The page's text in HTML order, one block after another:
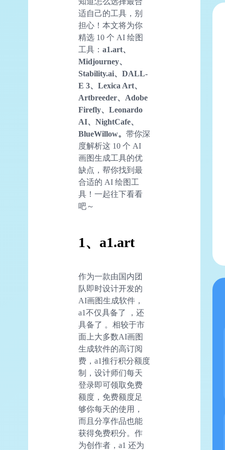
适自己的工具，别
担心！本文将为你
精选 10 个 AI 绘图
工具： a1.art、
Midjourney、
Stability.ai、DALL-
E 3、Lexica Art、
Artbreeder、Adobe
Firefly、Leonardo
AI、NightCafe、
BlueWillow。 带你深
度解析这 10 个 AI
画图生成工具的优
缺点，帮你找到最
合适的 AI 绘图工
具！一起往下看看
吧～
1、a1.art
作为一款由国内团
队即时设计开发的
AI画图生成软件，
a1不仅具备了 ，还
具备了 。相较于市
面上大多数AI画图
生成软件的高订阅
费，a1推行积分额度
制，设计师们每天
登录即可领取免费
额度，免费额度足
够你每天的使用，
而且分享作品也能
获得免费积分。作
为创作者，a1 还为